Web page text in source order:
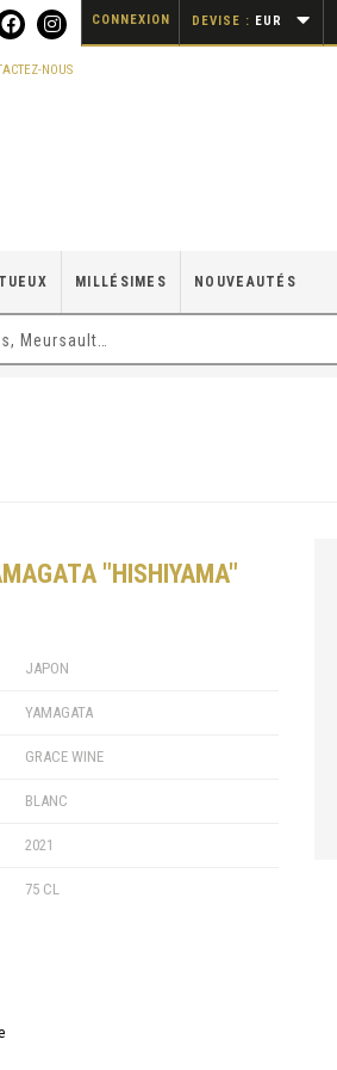
DEVISE : EUR
CONNEXION
NOUS
MILLÉSIMES NOUVEAUTÉS
"HISHIYAMA"
JAPON
YAMAGATA
GRACE WINE
BLANC
2021
75 CL